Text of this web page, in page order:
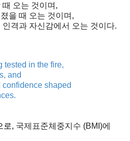
때 오는 것이며 ,
을 때 오는 것이며 ,
인격과 자신감에서 오는 것이다.
tested in the fire,
and
confidence shaped
로, 국제표준체중지수 (BMI)에